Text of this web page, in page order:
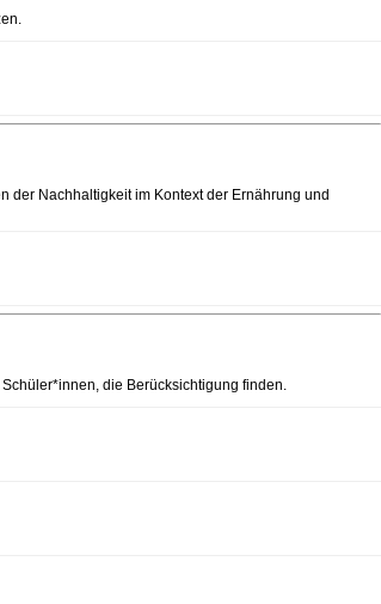
der Nachhaltigkeit im Kontext der Ernährung und
die Berücksichtigung finden.